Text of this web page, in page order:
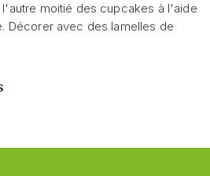
moitié des cupcakes à l'aide
Décorer avec des lamelles de